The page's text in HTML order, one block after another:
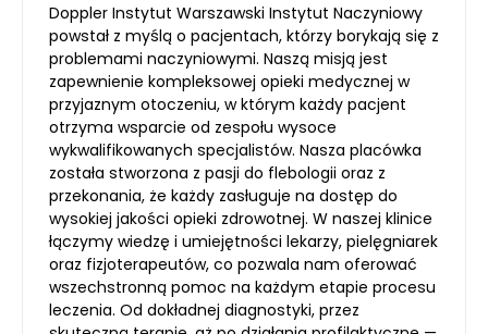
Doppler Instytut Warszawski Instytut Naczyniowy
powstał z myślą o pacjentach, którzy borykają się z
problemami naczyniowymi. Naszą misją jest
zapewnienie kompleksowej opieki medycznej w
przyjaznym otoczeniu, w którym każdy pacjent
otrzyma wsparcie od zespołu wysoce
wykwalifikowanych specjalistów. Nasza placówka
została stworzona z pasji do flebologii oraz z
przekonania, że każdy zasługuje na dostęp do
wysokiej jakości opieki zdrowotnej. W naszej klinice
łączymy wiedzę i umiejętności lekarzy, pielęgniarek
oraz fizjoterapeutów, co pozwala nam oferować
wszechstronną pomoc na każdym etapie procesu
leczenia. Od dokładnej diagnostyki, przez